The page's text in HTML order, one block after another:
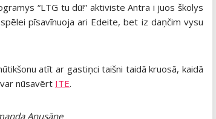
“LTG tu dū!” aktiviste Antra i juos školys
pīsavīnuoja ari Edeite, bet iz daņčim vysu
atīt ar gastiņci taišni taidā kruosā, kaidā
nūsavērt ITE.
Anusāne